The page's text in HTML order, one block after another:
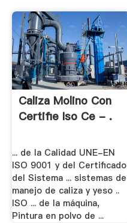
Caliza Molino Con
Certifie Iso Ce - .
... de la Calidad UNE-EN
ISO 9001 y del Certificado
del Sistema ... sistemas de
manejo de caliza y yeso ..
ISO ... de la máquina,
Pintura en polvo de ...